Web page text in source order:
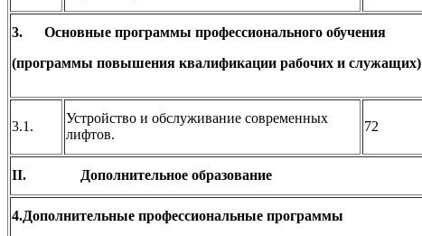
3. Основные программы профессионального обучения
(программы повышения квалификации рабочих и служащих)
3.1.
Устройство и обслуживание современных
лифтов.
72
II. Дополнительное образование
4.Дополнительные профессиональные программы